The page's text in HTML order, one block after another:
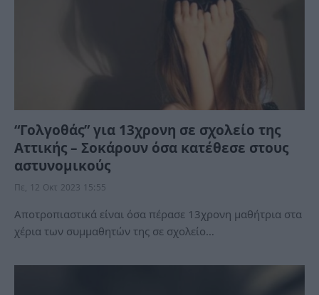
“Γολγοθάς” για 13χρονη σε σχολείο της
Αττικής – Σοκάρουν όσα κατέθεσε στους
αστυνομικούς
Πε, 12 Οκτ 2023 15:55
Αποτροπιαστικά είναι όσα πέρασε 13χρονη μαθήτρια στα
χέρια των συμμαθητών της σε σχολείο…